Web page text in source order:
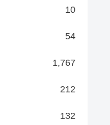
10
54
1,767
212
132